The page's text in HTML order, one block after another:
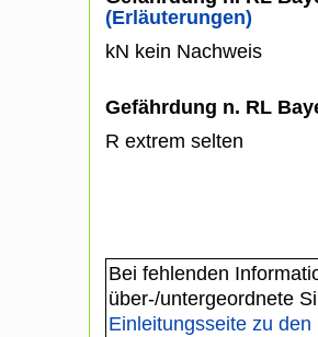
(Erläuterungen)
kN kein Nachweis
Gefährdung n. RL
R extrem selten
Bei fehlenden
über-/untergeordnete
Einleitungsseite zu den